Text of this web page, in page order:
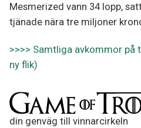
Mesmerized vann 34 lopp,
tjänade nära tre miljoner
>>>> Samtliga avkommor på
ny flik)
din genväg till vinnarcirkeln